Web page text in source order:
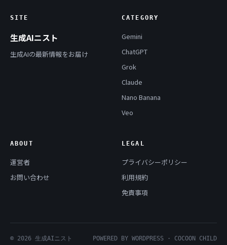
SITE
生成AIニスト
生成AIの最新情報をお届け
CATEGORY
Gemini
ChatGPT
Grok
Claude
Nano Banana
Veo
ABOUT
運営者
お問い合わせ
LEGAL
プライバシーポリシー
利用規約
免責事項
© 2026 生成AIニスト POWERED BY WORDPRESS · COCOON CHILD